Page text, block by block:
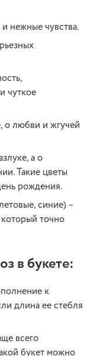
нежные чувства.
чуткое
о любви и жгучей
а о
Такие цветы
рождения.
синие) –
точно
в букете:
к
длина ее стебля
всего
букет можно